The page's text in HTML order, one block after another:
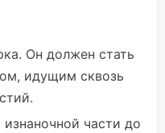
Он должен стать
идущим сквозь
части до